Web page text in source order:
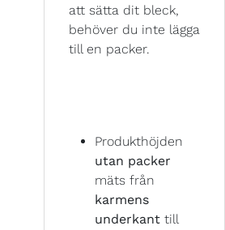
att sätta dit bleck,
behöver du inte lägga
till en packer.
Produkthöjden
utan packer
mäts från
karmens
underkant till